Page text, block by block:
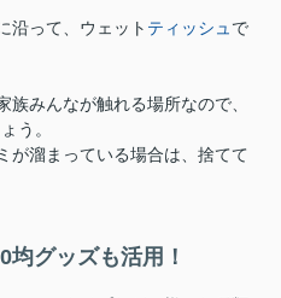
沿って、ウェット ティッシュ で
族みんなが触れる場所なので、
う。
が溜まっている場合は、捨てて
グッズも活用！